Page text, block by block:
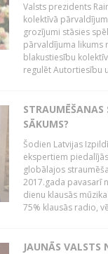
Valsts prezidents
kolektīvā
grozījumi stāsies
pārvaldījuma likums
blakustiesību
regulēt Autortiesību
STRAUMĒŠANAS
SĀKUMS?
Šodien Latvijas
ekspertiem
globālajos
2017.gada pavasarī
dienu klausās
75% klausās radio,
JAUNĀS VALSTS